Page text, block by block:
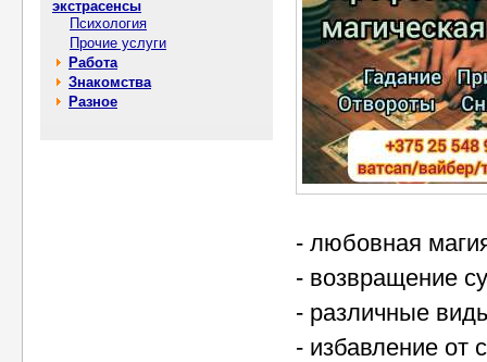
экстрасенсы
Психология
Прочие услуги
Работа
Знакомства
Разное
- любовная
- возвращение
- различные
- избавление от